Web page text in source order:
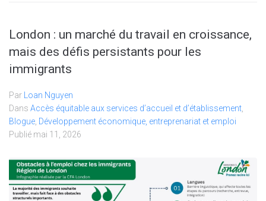
London : un marché du travail en croissance,
mais des défis persistants pour les
immigrants
Par Loan Nguyen
Dans Accès équitable aux services d’accueil et d’établissement,
Blogue, Développement économique, entreprenariat et emploi
Publié mai 11, 2026